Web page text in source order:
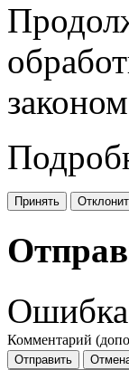
Принять
Комментарий
Отправить